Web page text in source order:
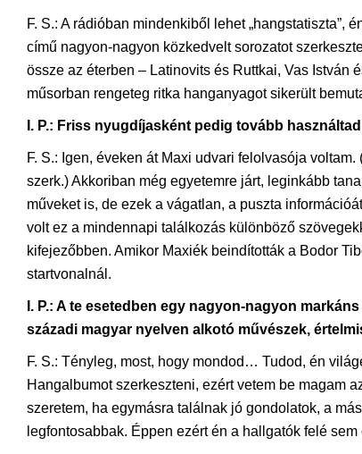
F. S.: A rádióban mindenkiből lehet
című nagyon-nagyon közkedvelt sorozatot
össze az éterben – Latinovits és Ruttkai, Vas István
műsorban rengeteg ritka hanganyagot sikerült
I. P.: Friss nyugdíjasként pedig tovább
F. S.: Igen, éveken át Maxi udvari felolvasója
szerk.) Akkoriban még egyetemre járt, leginkább
műveket is, de ezek a vágatlan, a puszta
volt ez a mindennapi találkozás különböző
kifejezőbben. Amikor Maxiék beindították a Bodor
startvonalnál.
I. P.: A te esetedben egy nagyon-nagyon
századi magyar nyelven alkotó művészek,
F. S.: Tényleg, most, hogy mondod… Tudod, én
Hangalbumot szerkeszteni, ezért vetem be magam
szeretem, ha egymásra találnak jó gondolatok, a
legfontosabbak. Éppen ezért én a hallgatók felé